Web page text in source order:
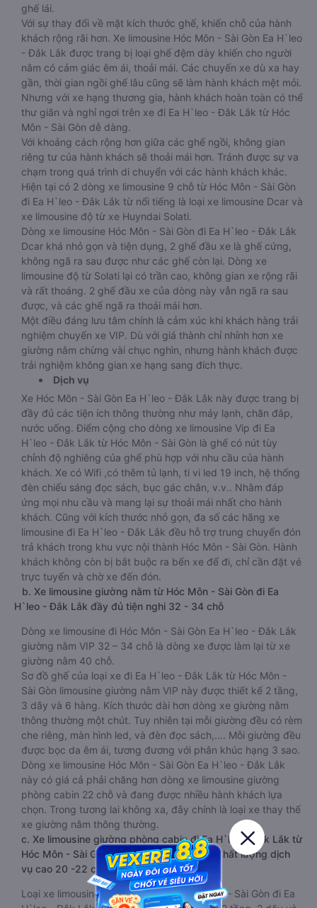
ghế lái.
Với sự thay đổi về mặt kích thước ghế, khiến chỗ của hành
khách rộng rãi hơn. Xe limousine Hóc Môn - Sài Gòn Ea H`leo
- Đắk Lắk được trang bị loại ghế đệm dày khiến cho người
nằm có cảm giác êm ái, thoải mái. Các chuyến xe dù xa hay
gần, thời gian ngồi ghế lâu cũng sẽ làm hành khách mệt mỏi.
Nhưng với xe hạng thương gia, hành khách hoàn toàn có thể
thư giãn và nghỉ ngơi trên xe đi Ea H`leo - Đắk Lắk từ Hóc
Môn - Sài Gòn dễ dàng.
Với khoảng cách rộng hơn giữa các ghế ngồi, không gian
riêng tư của hành khách sẽ thoải mái hơn. Tránh được sự va
chạm trong quá trình di chuyển với các hành khách khác.
Hiện tại có 2 dòng xe limousine 9 chỗ từ Hóc Môn - Sài Gòn
đi Ea H`leo - Đắk Lắk từ nổi tiếng là loại xe limousine Dcar và
xe limousine độ từ xe Huyndai Solati.
Dòng xe limousine Hóc Môn - Sài Gòn đi Ea H`leo - Đắk Lắk
Dcar khá nhỏ gọn và tiện dụng, 2 ghế đầu xe là ghế cứng,
không ngã ra sau được như các ghế còn lại. Dòng xe
limousine độ từ Solati lại có trần cao, không gian xe rộng rãi
và rất thoáng. 2 ghế đầu xe của dòng này vẫn ngã ra sau
được, và các ghế ngã ra thoải mái hơn.
Một điều đáng lưu tâm chính là cảm xúc khi khách hàng trải
nghiệm chuyến xe VIP. Dù với giá thành chỉ nhỉnh hơn xe
giường nằm chừng vài chục nghìn, nhưng hành khách được
trải nghiệm không gian xe hạng sang đích thực.
Dịch vụ
Xe Hóc Môn - Sài Gòn Ea H`leo - Đắk Lắk này được trang bị
đầy đủ các tiện ích thông thường như máy lạnh, chăn đắp,
nước uống. Điểm cộng cho dòng xe limousine Vip đi Ea
H`leo - Đắk Lắk từ Hóc Môn - Sài Gòn là ghế có nút tùy
chỉnh độ nghiêng của ghế phù hợp với nhu cầu của hành
khách. Xe có Wifi ,có thêm tủ lạnh, ti vi led 19 inch, hệ thống
đèn chiếu sáng đọc sách, bục gác chân, v.v.. Nhằm đáp
ứng mọi nhu cầu và mang lại sự thoải mái nhất cho hành
khách. Cũng với kích thước nhỏ gọn, đa số các hãng xe
limousine đi Ea H`leo - Đắk Lắk đều hỗ trợ trung chuyển đón
trả khách trong khu vực nội thành Hóc Môn - Sài Gòn. Hành
khách không còn bị bắt buộc ra bến xe để đi, chỉ cần đặt vé
trực tuyến và chờ xe đến đón.
b. Xe limousine giường nằm từ Hóc Môn - Sài Gòn đi Ea
H`leo - Đắk Lắk đầy đủ tiện nghi 32 - 34 chỗ
Dòng xe limousine đi Hóc Môn - Sài Gòn Ea H`leo - Đắk Lắk
giường nằm VIP 32 – 34 chỗ là dòng xe được làm lại từ xe
giường nằm 40 chỗ.
Sơ đồ ghế của loại xe đi Ea H`leo - Đắk Lắk từ Hóc Môn -
Sài Gòn limousine giường nằm VIP này được thiết kế 2 tầng,
3 dãy và 6 hàng. Kích thước dài hơn dòng xe giường nằm
thông thường một chút. Tuy nhiên tại mỗi giường đều có rèm
che riêng, màn hình led, và đèn đọc sách,…. Mỗi giường đều
được bọc da êm ái, tương đương với phân khúc hạng 3 sao.
Dòng xe limousine Hóc Môn - Sài Gòn Ea H`leo - Đắk Lắk
này có giá cả phải chăng hơn dòng xe limousine giường
phòng cabin 22 chỗ và đang được nhiều hành khách lựa
chọn. Trong tương lai không xa, đây chính là loại xe thay thế
xe giường nằm thông thường.
c. Xe limousine giường phòng cabin đi Ea H`leo - Đắk Lắk từ
Hóc Môn - Sài Gòn VIP sang trọng, êm ái, chất lượng dịch
vụ cao 20 -22 chỗ
Loại xe limousine giường phòng từ Hóc Môn - Sài Gòn đi Ea